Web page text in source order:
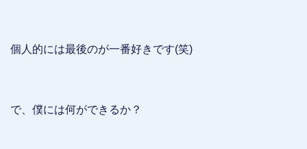
個人的には最後のが一番好きです(笑)
で、僕には何ができるか？